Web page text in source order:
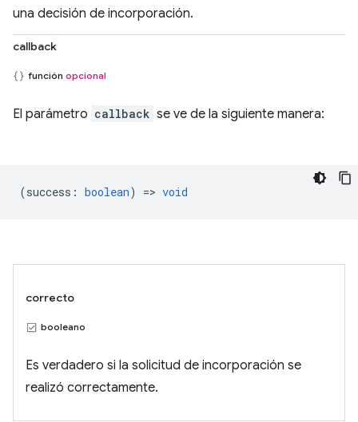
una decisión de incorporación.
callback
función opcional
El parámetro callback se ve de la siguiente manera:
(success : boolean) => void
correcto
booleano
Es verdadero si la solicitud de incorporación se
realizó correctamente.